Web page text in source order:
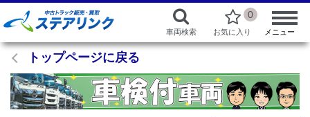
車両検索
0
お気に入り メニュー
トップページに戻る